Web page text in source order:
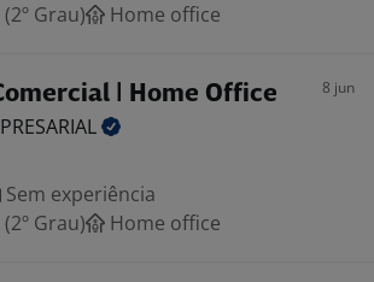
Grau)
Home office
| Home Office 8 jun
Sem experiência
Grau)
Home office